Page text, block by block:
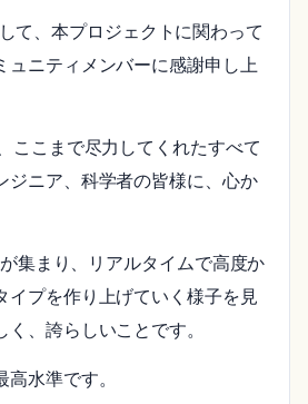
て、本プロジェクトに関わって
ュニティメンバーに感謝申し上
ここまで尽力してくれたすべて
ジニア、科学者の皆様に、心か
集まり、リアルタイムで高度か
イプを作り上げていく様子を見
く、誇らしいことです。
水準です。